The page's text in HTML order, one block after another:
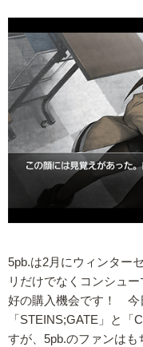
5pb.は2月にウィンター
リだけでなくコンシュ
好の購入機会です！ 今
「STEINS;GATE」と
すが、5pb.のファンはも